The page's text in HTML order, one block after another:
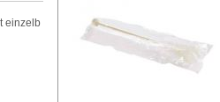
einzelb